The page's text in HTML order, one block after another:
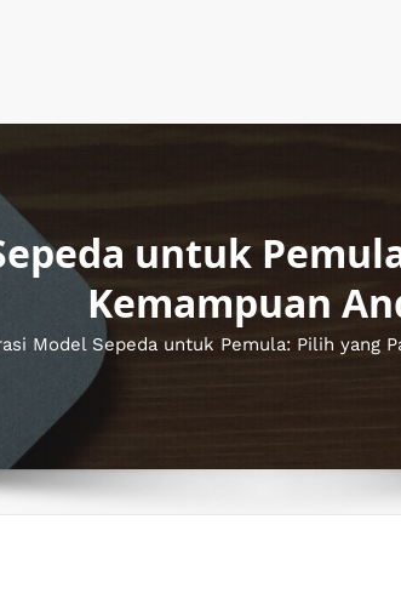
untuk
Kemampuan
Model Sepeda untuk Pemula: Pilih yang